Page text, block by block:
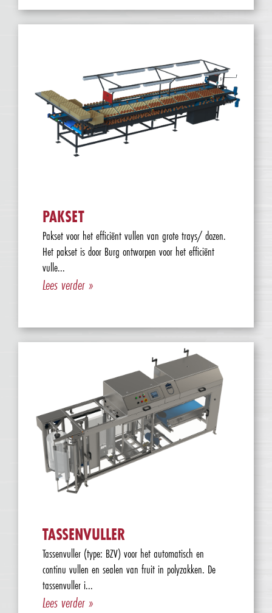
PAKSET
Pakset voor het efficiënt vullen van grote trays/ dozen.
Het pakset is door Burg ontworpen voor het efficiënt
vulle...
Lees verder »
TASSENVULLER
Tassenvuller (type: BZV) voor het automatisch en
continu vullen en sealen van fruit in polyzakken. De
tassenvuller i...
Lees verder »